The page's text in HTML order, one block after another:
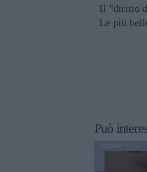
Il "diritto
Le più
Può